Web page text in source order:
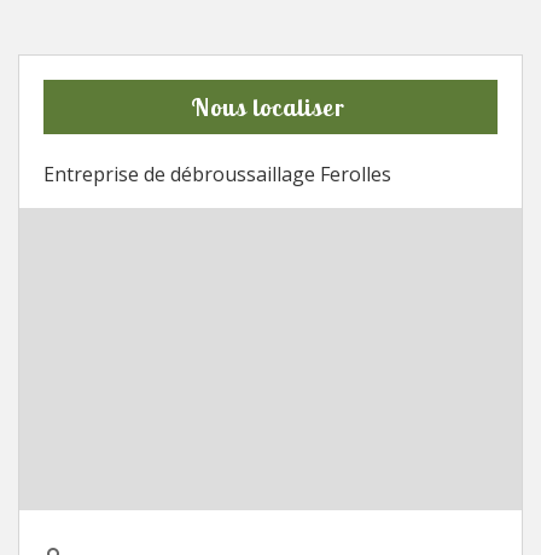
Nous localiser
Entreprise de débroussaillage Ferolles